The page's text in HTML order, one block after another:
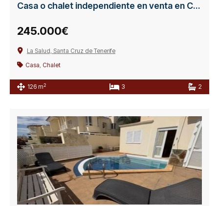
Casa o chalet independiente en venta en Calle Mencey Ventor
245.000€
La Salud, Santa Cruz de Tenerife
Casa, Chalet
126 m2 3 2